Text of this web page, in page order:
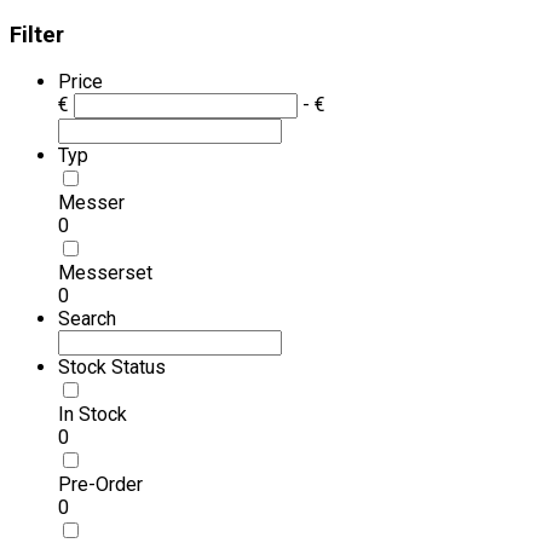
Filter
Price
€
- €
Typ
Messer
0
Messerset
0
Search
Stock Status
In Stock
0
Pre-Order
0